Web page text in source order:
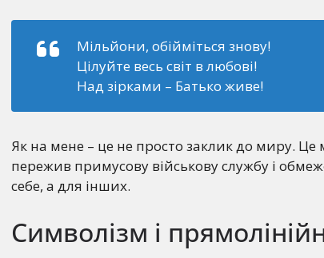
Мільйони, обійміться знову!
Цілуйте весь світ в любові!
Над зірками – Батько живе!
Як на мене – це не просто заклик до миру.
пережив примусову військову службу і
себе, а для інших.
Символізм і